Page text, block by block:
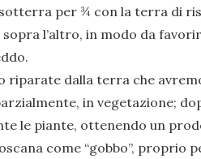
per ¾ con la terra di
l’altro, in modo da
riparate dalla terra che
in vegetazione;
le piante, ottenendo un
come “gobbo”, proprio